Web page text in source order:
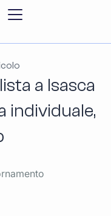
a Isasca
individuale,